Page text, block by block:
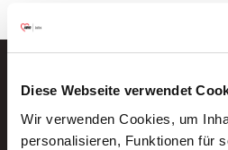
Diese Webseite verwendet
Wir verwenden Cookies, um
personalisieren, Funktionen für
Neue Stellen